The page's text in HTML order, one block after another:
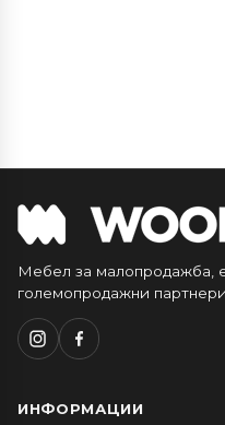
Мебел за малопродажба,
големопродажни партнери.
ИНФОРМАЦИИ